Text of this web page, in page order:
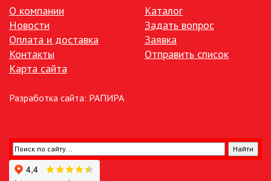
УЛИЧНЫЕ СВЕТИЛЬНИКИ
ФОНТАНЫ
ЭЛЕМЕНТЫ ПИТАНИЯ
О компании
Новости
Оплата и доставка
Контакты
Карта сайта
Каталог
Задать вопрос
Заявка
Отправить список
Разработка сайта: РАПИРА